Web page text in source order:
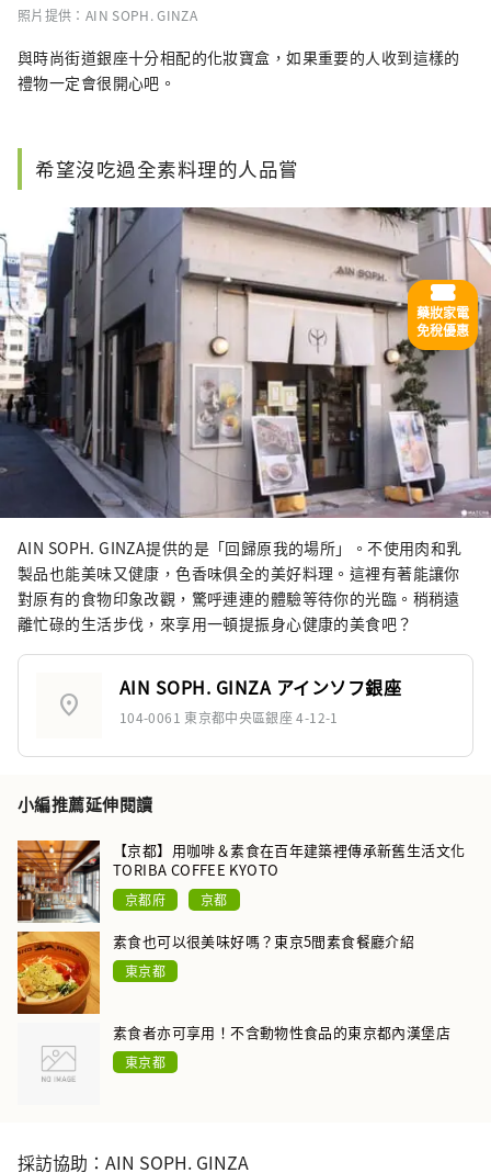
照片提供：AIN SOPH. GINZA
與時尚街道銀座十分相配的化妝寶盒，如果重要的人收到這樣的
禮物一定會很開心吧。
希望沒吃過全素料理的人品嘗
AIN SOPH. GINZA提供的是「回歸原我的場所」。不使用肉和乳
製品也能美味又健康，色香味俱全的美好料理。這裡有著能讓你
對原有的食物印象改觀，驚呼連連的體驗等待你的光臨。稍稍遠
離忙碌的生活步伐，來享用一頓提振身心健康的美食吧？
location_on
AIN SOPH. GINZA アインソフ銀座
104-0061 東京都中央區銀座 4-12-1
小編推薦延伸閱讀
【京都】用咖啡＆素食在百年建築裡傳承新舊生活文化
TORIBA COFFEE KYOTO
京都府 京都
素食也可以很美味好嗎？東京5間素食餐廳介紹
東京都
素食者亦可享用！不含動物性食品的東京都內漢堡店
東京都
採訪協助：AIN SOPH. GINZA
藥妝家電
免稅優惠